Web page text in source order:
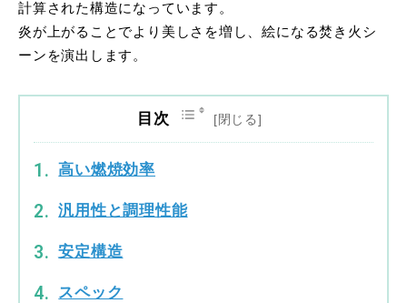
計算された構造になっています。
炎が上がることでより美しさを増し、絵になる焚き火シ
ーンを演出します。
目次
高い燃焼効率
汎用性と調理性能
安定構造
スペック